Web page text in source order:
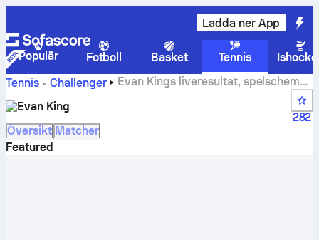
Ladda ner App
Populär Fotboll Basket Tennis
Tennis
Challenger
Evan Kings liveresultat, spelschema
Evan King
282
Översikt Matcher
Featured